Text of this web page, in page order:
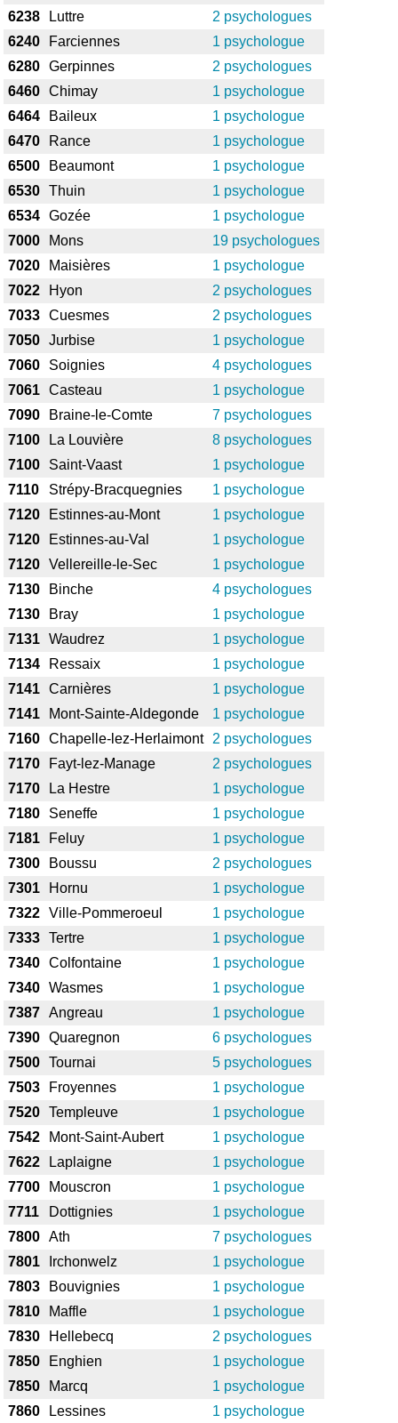
6238
Luttre
2 psychologues
6240
Farciennes
1 psychologue
6280
Gerpinnes
2 psychologues
6460
Chimay
1 psychologue
6464
Baileux
1 psychologue
6470
Rance
1 psychologue
6500
Beaumont
1 psychologue
6530
Thuin
1 psychologue
6534
Gozée
1 psychologue
7000
Mons
19 psychologues
7020
Maisières
1 psychologue
7022
Hyon
2 psychologues
7033
Cuesmes
2 psychologues
7050
Jurbise
1 psychologue
7060
Soignies
4 psychologues
7061
Casteau
1 psychologue
7090
Braine-le-Comte
7 psychologues
7100
La Louvière
8 psychologues
7100
Saint-Vaast
1 psychologue
7110
Strépy-Bracquegnies
1 psychologue
7120
Estinnes-au-Mont
1 psychologue
7120
Estinnes-au-Val
1 psychologue
7120
Vellereille-le-Sec
1 psychologue
7130
Binche
4 psychologues
7130
Bray
1 psychologue
7131
Waudrez
1 psychologue
7134
Ressaix
1 psychologue
7141
Carnières
1 psychologue
7141
Mont-Sainte-Aldegonde
1 psychologue
7160
Chapelle-lez-Herlaimont
2 psychologues
7170
Fayt-lez-Manage
2 psychologues
7170
La Hestre
1 psychologue
7180
Seneffe
1 psychologue
7181
Feluy
1 psychologue
7300
Boussu
2 psychologues
7301
Hornu
1 psychologue
7322
Ville-Pommeroeul
1 psychologue
7333
Tertre
1 psychologue
7340
Colfontaine
1 psychologue
7340
Wasmes
1 psychologue
7387
Angreau
1 psychologue
7390
Quaregnon
6 psychologues
7500
Tournai
5 psychologues
7503
Froyennes
1 psychologue
7520
Templeuve
1 psychologue
7542
Mont-Saint-Aubert
1 psychologue
7622
Laplaigne
1 psychologue
7700
Mouscron
1 psychologue
7711
Dottignies
1 psychologue
7800
Ath
7 psychologues
7801
Irchonwelz
1 psychologue
7803
Bouvignies
1 psychologue
7810
Maffle
1 psychologue
7830
Hellebecq
2 psychologues
7850
Enghien
1 psychologue
7850
Marcq
1 psychologue
7860
Lessines 1 psychologue